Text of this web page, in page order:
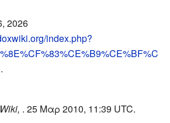
2026
index.php?
.
. 25 Μαρ 2010, 11:39 UTC.